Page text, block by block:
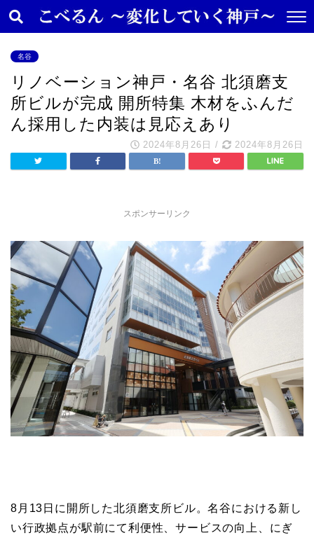
名谷
リノベーション神戸・名谷 北須磨支
所ビルが完成 開所特集 木材をふんだ
ん採用した内装は見応えあり
2024年8月26日 / 2024年8月26日
スポンサーリンク
8月13日に開所した北須磨支所ビル。名谷における新し
い行政拠点が駅前にて利便性、サービスの向上、にぎ